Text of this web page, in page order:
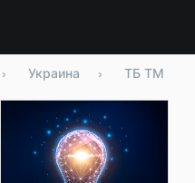
› Украина › ТБ ТМ